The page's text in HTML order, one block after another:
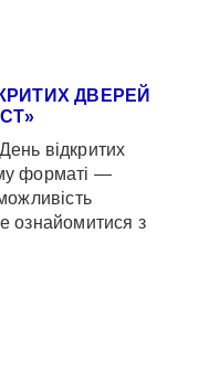
ДВЕРЕЙ
відкритих
форматі —
ознайомитися з